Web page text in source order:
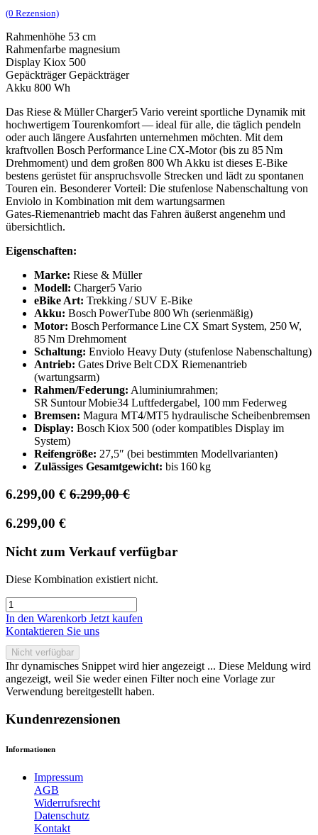
(0 Rezension)
Rahmenhöhe 53 cm
Rahmenfarbe magnesium
Display Kiox 500
Gepäckträger Gepäckträger
Akku 800 Wh
Das Riese & Müller Charger5 Vario vereint sportliche Dynamik mit
hochwertigem Tourenkomfort — ideal für alle, die täglich pendeln
oder auch längere Ausfahrten unternehmen möchten. Mit dem
kraftvollen Bosch Performance Line CX‑Motor (bis zu 85 Nm
Drehmoment) und dem großen 800 Wh Akku ist dieses E‑Bike
bestens gerüstet für anspruchsvolle Strecken und lädt zu spontanen
Touren ein. Besonderer Vorteil: Die stufenlose Nabenschaltung von
Enviolo in Kombination mit dem wartungsarmen
Gates‑Riemenantrieb macht das Fahren äußerst angenehm und
übersichtlich.
Eigenschaften:
Marke: Riese & Müller
Modell: Charger5 Vario
eBike Art: Trekking / SUV E‑Bike
Akku: Bosch PowerTube 800 Wh (serienmäßig)
Motor: Bosch Performance Line CX Smart System, 250 W,
85 Nm Drehmoment
Schaltung: Enviolo Heavy Duty (stufenlose Nabenschaltung)
Antrieb: Gates Drive Belt CDX Riemenantrieb
(wartungsarm)
Rahmen/Federung: Aluminiumrahmen;
SR Suntour Mobie34 Luftfedergabel, 100 mm Federweg
Bremsen: Magura MT4/MT5 hydraulische Scheibenbremsen
Display: Bosch Kiox 500 (oder kompatibles Display im
System)
Reifengröße: 27,5″ (bei bestimmten Modellvarianten)
Zulässiges Gesamtgewicht: bis 160 kg
6.299,00 € 6.299,00€
6.299,00 €
Nicht zum Verkauf verfügbar
Diese Kombination existiert nicht.
In den Warenkorb Jetzt kaufen
Kontaktieren Sie uns
Nicht verfügbar
Ihr dynamisches Snippet wird hier angezeigt ... Diese Meldung wird
angezeigt, weil Sie weder einen Filter noch eine Vorlage zur
Verwendung bereitgestellt haben.
Kundenrezensionen
Informationen
Impressum
AGB
Widerrufsrecht
Datenschutz
Kontakt